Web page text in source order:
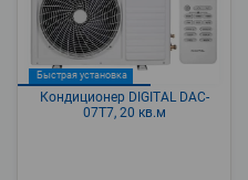
Быстрая установка
Кондиционер DIGITAL DAC-
07T7, 20 кв.м